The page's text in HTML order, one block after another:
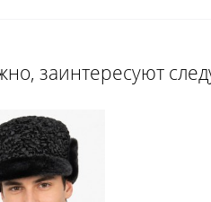
заинтересуют